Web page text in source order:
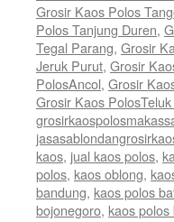
Grosir Kaos Polos
Polos Tanjung Duren,
Tegal Parang, Grosir
Jeruk Purut, Grosir
PolosAncol, Grosir
Grosir Kaos
kaos, jual kaos polos,
polos, kaos oblong,
bandung, kaos polos
bojonegoro, kaos